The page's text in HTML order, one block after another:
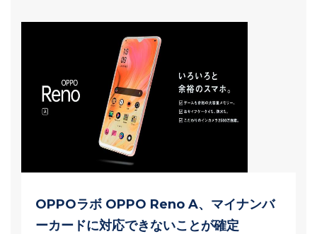
OPPOラボ OPPO Reno A、マイナンバ
ーカードに対応できないことが確定